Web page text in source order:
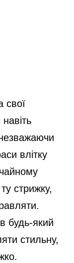
свої
влітку
стрижку,
будь-який
стильну,